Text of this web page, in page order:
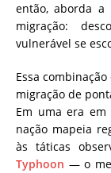
então, aborda
migração:
vulnerável se
Essa
migração de
Em uma era em
nação mapeia
às táticas
Typhoon — o